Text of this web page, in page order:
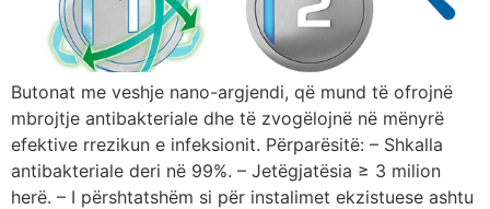
Butonat me veshje nano-argjendi, që mund të ofrojnë
mbrojtje antibakteriale dhe të zvogëlojnë në mënyrë
efektive rrezikun e infeksionit. Përparësitë: – Shkalla
antibakteriale deri në 99%. – Jetëgjatësia ≥ 3 milion
herë. – I përshtatshëm si për instalimet ekzistuese ashtu